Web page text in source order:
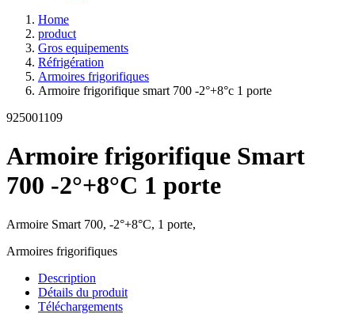
Home
product
Gros equipements
Réfrigération
Armoires frigorifiques
Armoire frigorifique smart 700 -2°+8°c 1 porte
925001109
Armoire frigorifique Smart
700 -2°+8°C 1 porte
Armoire Smart 700, -2°+8°C, 1 porte,
Armoires frigorifiques
Description
Détails du produit
Téléchargements